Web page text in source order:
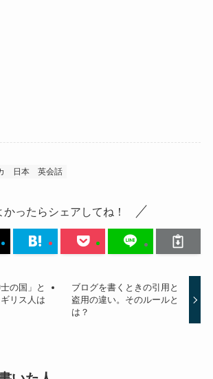
日本 英会話
かったらシェアしてね！
の国」と
リス人は
ブログを書くときの引用と
盗用の違い。そのルールと
は？